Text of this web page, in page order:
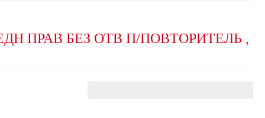
ПРАВ БЕЗ ОТВ П/ПОВТОРИТЕЛЬ ,